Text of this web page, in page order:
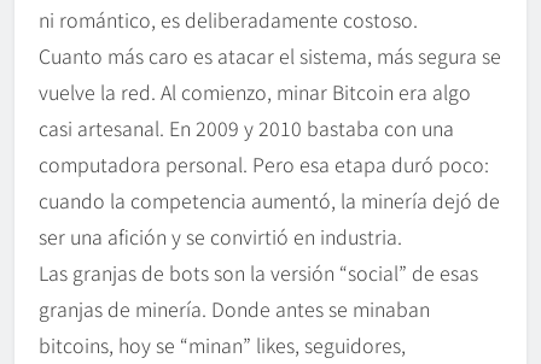
ni romántico, es deliberadamente costoso.
Cuanto más caro es atacar el sistema, más segura se
vuelve la red. Al comienzo, minar Bitcoin era algo
casi artesanal. En 2009 y 2010 bastaba con una
computadora personal. Pero esa etapa duró poco:
cuando la competencia aumentó, la minería dejó de
ser una afición y se convirtió en industria.
Las granjas de bots son la versión “social” de esas
granjas de minería. Donde antes se minaban
bitcoins, hoy se “minan” likes, seguidores,